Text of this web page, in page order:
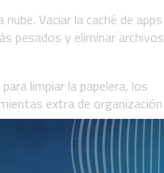
Vaciar la caché de apps
pesados y eliminar archivos
limpiar la papelera, los
extra de organización